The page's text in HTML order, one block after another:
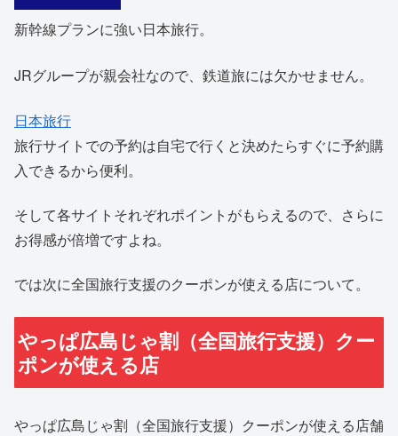
新幹線プランに強い日本旅行。
JRグループが親会社なので、鉄道旅には欠かせません。
日本旅行
旅行サイトでの予約は自宅で行くと決めたらすぐに予約購
入できるから便利。
そして各サイトそれぞれポイントがもらえるので、さらに
お得感が倍増ですよね。
では次に全国旅行支援のクーポンが使える店について。
やっぱ広島じゃ割（全国旅行支援）クー
ポンが使える店
やっぱ広島じゃ割（全国旅行支援）クーポンが使える店舗